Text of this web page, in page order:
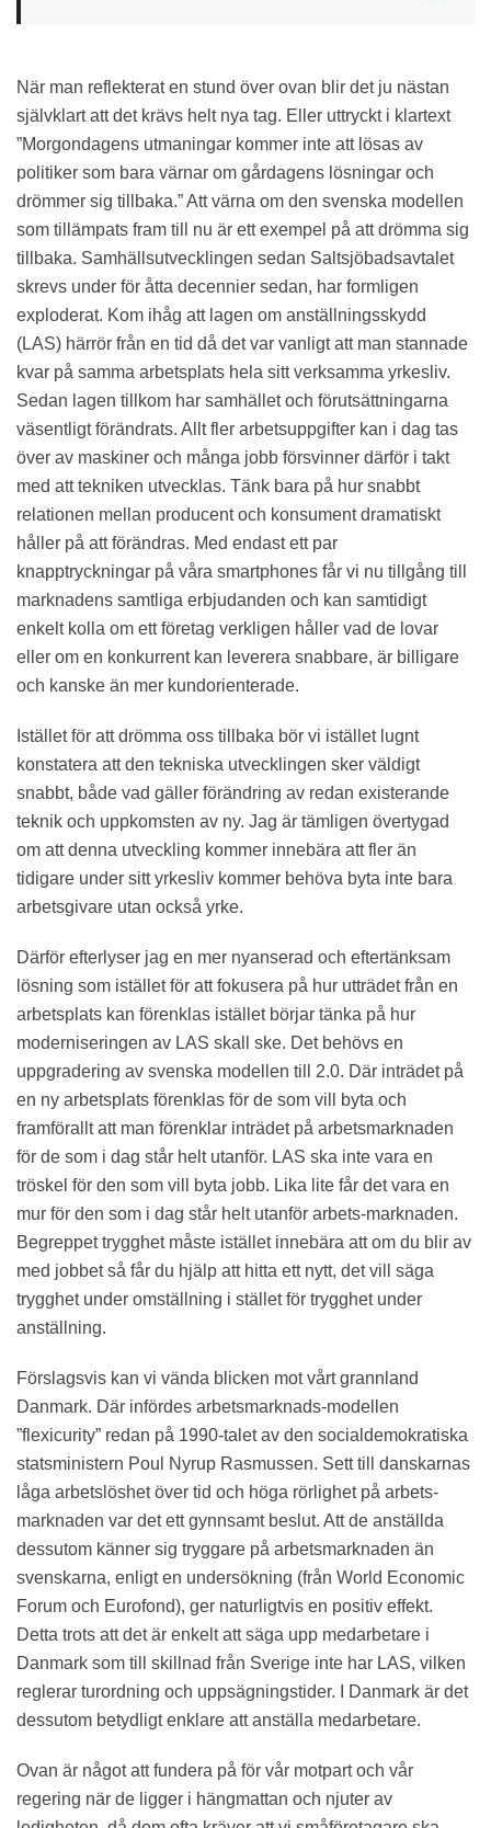
När man reflekterat en stund över ovan blir det ju nästan
självklart att det krävs helt nya tag. Eller uttryckt i klartext
”Morgondagens utmaningar kommer inte att lösas av
politiker som bara värnar om gårdagens lösningar och
drömmer sig tillbaka.” Att värna om den svenska modellen
som tillämpats fram till nu är ett exempel på att drömma sig
tillbaka. Samhällsutvecklingen sedan Saltsjöbadsavtalet
skrevs under för åtta decennier sedan, har formligen
exploderat. Kom ihåg att lagen om anställningsskydd
(LAS) härrör från en tid då det var vanligt att man stannade
kvar på samma arbetsplats hela sitt verksamma yrkesliv.
Sedan lagen tillkom har samhället och förutsättningarna
väsentligt förändrats. Allt fler arbetsuppgifter kan i dag tas
över av maskiner och många jobb försvinner därför i takt
med att tekniken utvecklas. Tänk bara på hur snabbt
relationen mellan producent och konsument dramatiskt
håller på att förändras. Med endast ett par
knapptryckningar på våra smartphones får vi nu tillgång till
marknadens samtliga erbjudanden och kan samtidigt
enkelt kolla om ett företag verkligen håller vad de lovar
eller om en konkurrent kan leverera snabbare, är billigare
och kanske än mer kundorienterade.
Istället för att drömma oss tillbaka bör vi istället lugnt
konstatera att den tekniska utvecklingen sker väldigt
snabbt, både vad gäller förändring av redan existerande
teknik och uppkomsten av ny. Jag är tämligen övertygad
om att denna utveckling kommer innebära att fler än
tidigare under sitt yrkesliv kommer behöva byta inte bara
arbetsgivare utan också yrke.
Därför efterlyser jag en mer nyanserad och eftertänksam
lösning som istället för att fokusera på hur utträdet från en
arbetsplats kan förenklas istället börjar tänka på hur
moderniseringen av LAS skall ske. Det behövs en
uppgradering av svenska modellen till 2.0. Där inträdet på
en ny arbetsplats förenklas för de som vill byta och
framförallt att man förenklar inträdet på arbetsmarknaden
för de som i dag står helt utanför. LAS ska inte vara en
tröskel för den som vill byta jobb. Lika lite får det vara en
mur för den som i dag står helt utanför arbets-marknaden.
Begreppet trygghet måste istället innebära att om du blir av
med jobbet så får du hjälp att hitta ett nytt, det vill säga
trygghet under omställning i stället för trygghet under
anställning.
Förslagsvis kan vi vända blicken mot vårt grannland
Danmark. Där infördes arbetsmarknads-modellen
”flexicurity” redan på 1990-talet av den socialdemokratiska
statsministern Poul Nyrup Rasmussen. Sett till danskarnas
låga arbetslöshet över tid och höga rörlighet på arbets-
marknaden var det ett gynnsamt beslut. Att de anställda
dessutom känner sig tryggare på arbetsmarknaden än
svenskarna, enligt en undersökning (från World Economic
Forum och Eurofond), ger naturligtvis en positiv effekt.
Detta trots att det är enkelt att säga upp medarbetare i
Danmark som till skillnad från Sverige inte har LAS, vilken
reglerar turordning och uppsägningstider. I Danmark är det
dessutom betydligt enklare att anställa medarbetare.
Ovan är något att fundera på för vår motpart och vår
regering när de ligger i hängmattan och njuter av